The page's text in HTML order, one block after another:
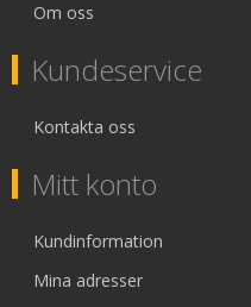
Om oss
Kundeservice
Kontakta oss
Mitt konto
Kundinformation
Mina adresser